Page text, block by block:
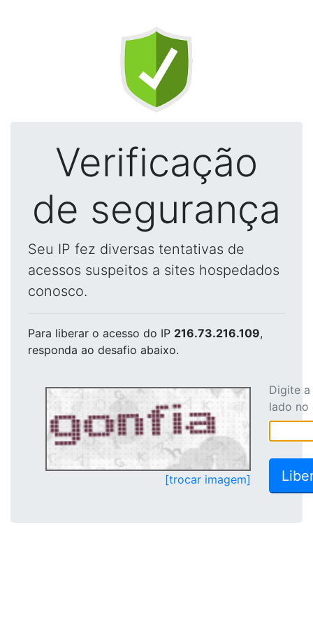
Verificação
de segurança
Seu IP fez diversas tentativas de
acessos suspeitos a sites hospedados
conosco.
Para liberar o acesso do IP 216.73.216.109,
responda ao desafio abaixo.
[trocar imagem]
Digite
lado no